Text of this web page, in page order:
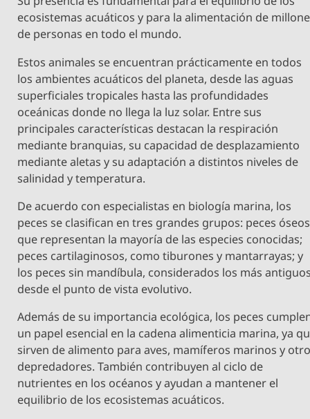
ecosistemas acuáticos y para la alimentación de
de personas en todo el mundo.
Estos animales se encuentran prácticamente en todos
los ambientes acuáticos del planeta, desde las aguas
superficiales tropicales hasta las profundidades
oceánicas donde no llega la luz solar. Entre sus
principales características destacan la respiración
mediante branquias, su capacidad de desplazamiento
mediante aletas y su adaptación a distintos niveles de
salinidad y temperatura.
De acuerdo con especialistas en biología marina, los
peces se clasifican en tres grandes grupos: peces
que representan la mayoría de las especies conocidas;
peces cartilaginosos, como tiburones y mantarrayas; y
los peces sin mandíbula, considerados los más
desde el punto de vista evolutivo.
Además de su importancia ecológica, los peces
un papel esencial en la cadena alimenticia marina, ya
sirven de alimento para aves, mamíferos marinos y
depredadores. También contribuyen al ciclo de
nutrientes en los océanos y ayudan a mantener el
equilibrio de los ecosistemas acuáticos.